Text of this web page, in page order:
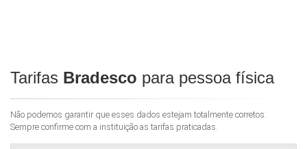
Tarifas Bradesco para pessoa física
Não podemos garantir que esses dados estejam totalmente corretos.
Sempre confirme com a instituição as tarifas praticadas.